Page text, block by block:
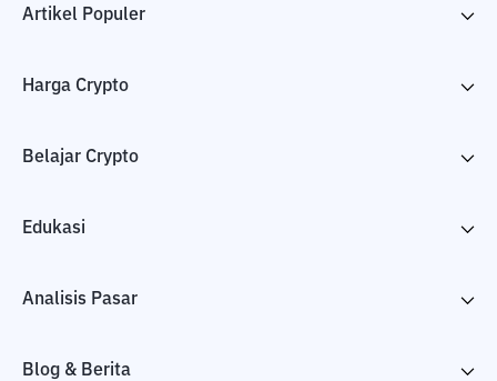
Artikel Populer
Harga Crypto
Belajar Crypto
Edukasi
Analisis Pasar
Blog & Berita